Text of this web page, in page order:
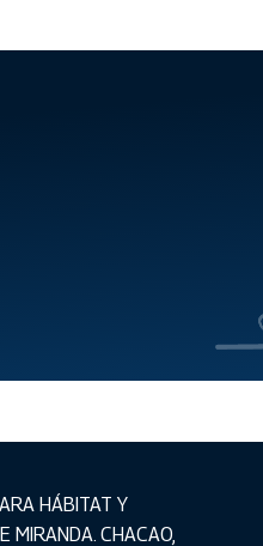
HÁBITAT Y
MIRANDA. CHACAO,